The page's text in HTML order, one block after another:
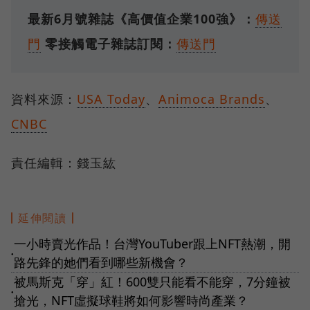
最新6月號雜誌《高價值企業100強》： 傳送
門 零接觸電子雜誌訂閱： 傳送門
資料來源： USA Today、 Animoca Brands、
CNBC
責任編輯：錢玉紘
延伸閱讀
●
一小時賣光作品！台灣YouTuber跟上NFT熱潮，開
路先鋒的她們看到哪些新機會？
●
被馬斯克「穿」紅！600雙只能看不能穿，7分鐘被
搶光，NFT虛擬球鞋將如何影響時尚產業？